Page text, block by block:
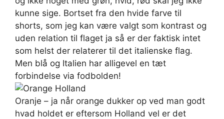
kunne sige. Bortset fra den hvide farve til
shorts, som jeg kan være valgt som kontrast og
uden relation til flaget ja så er der faktisk intet
som helst der relaterer til det italienske flag.
Men blå og Italien har alligevel en tæt
forbindelse via fodbolden!
Oranje – ja når orange dukker op ved man godt
hvad holdet er eftersom Holland vel er det